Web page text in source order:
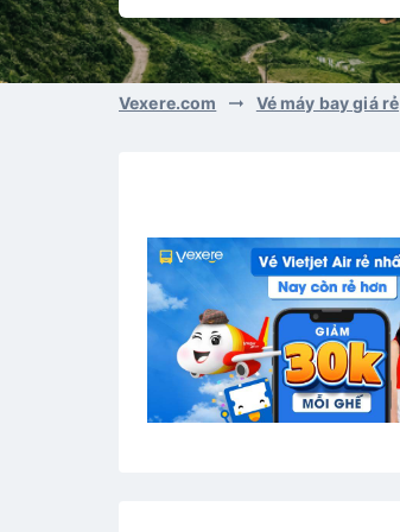
Vexere.com Vé máy bay giá rẻ